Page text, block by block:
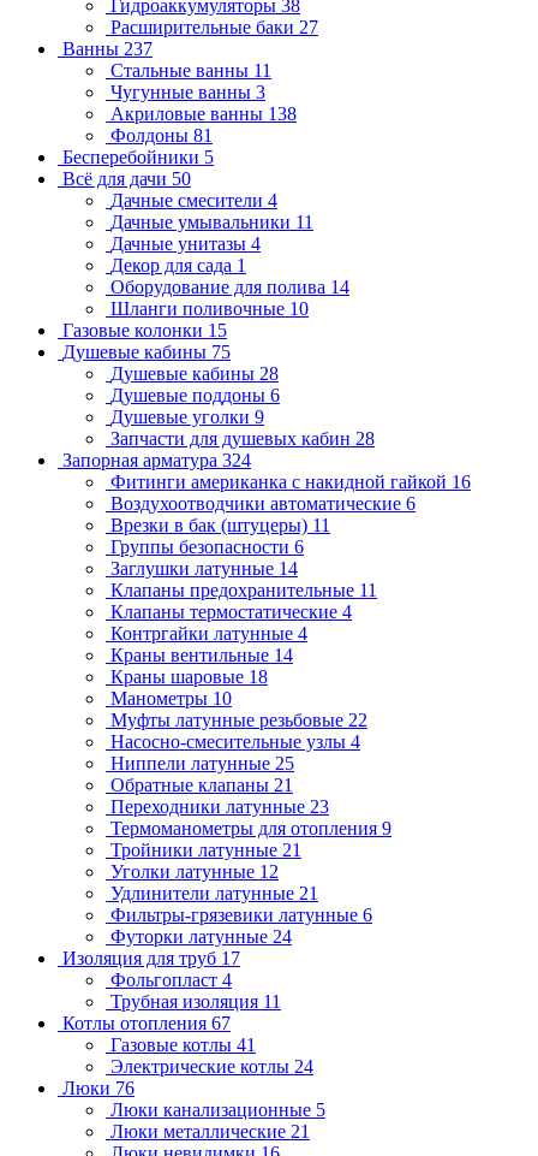
Гидроаккумуляторы 38
Расширительные баки 27
Ванны 237
Стальные ванны 11
Чугунные ванны 3
Акриловые ванны 138
Фолдоны 81
Бесперебойники 5
Всё для дачи 50
Дачные смесители 4
Дачные умывальники 11
Дачные унитазы 4
Декор для сада 1
Оборудование для полива 14
Шланги поливочные 10
Газовые колонки 15
Душевые кабины 75
Душевые кабины 28
Душевые поддоны 6
Душевые уголки 9
Запчасти для душевых кабин 28
Запорная арматура 324
Фитинги американка с накидной гайкой 16
Воздухоотводчики автоматические 6
Врезки в бак (штуцеры) 11
Группы безопасности 6
Заглушки латунные 14
Клапаны предохранительные 11
Клапаны термостатические 4
Контргайки латунные 4
Краны вентильные 14
Краны шаровые 18
Манометры 10
Муфты латунные резьбовые 22
Насосно-смесительные узлы 4
Ниппели латунные 25
Обратные клапаны 21
Переходники латунные 23
Термоманометры для отопления 9
Тройники латунные 21
Уголки латунные 12
Удлинители латунные 21
Фильтры-грязевики латунные 6
Футорки латунные 24
Изоляция для труб 17
Фольгопласт 4
Трубная изоляция 11
Котлы отопления 67
Газовые котлы 41
Электрические котлы 24
Люки 76
Люки канализационные 5
Люки металлические 21